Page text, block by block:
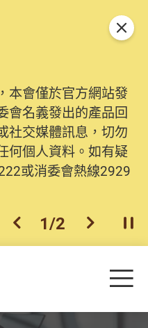
本會僅於官方網站發
會名義發出的產品回
社交媒體訊息，切勿
何個人資料。如有疑
或消委會熱線2929
上一個
1/2 下一個開
關閉
目